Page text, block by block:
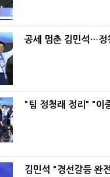
공세 멈춘 김민석…정
"팀 정청래 정리" "이
김민석 "경선갈등 완